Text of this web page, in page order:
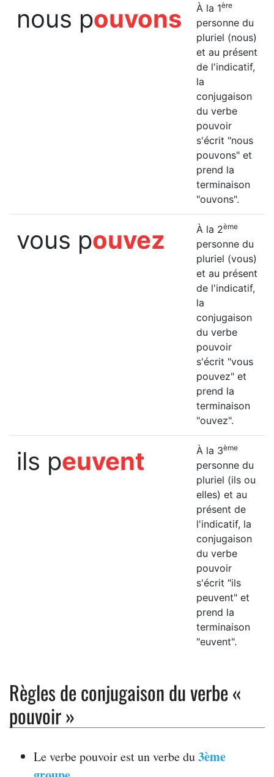
nous pouvons À la 1ère
personne du
pluriel (nous)
et au présent
de l'indicatif,
la
conjugaison
du verbe
pouvoir
s'écrit "nous
pouvons" et
prend la
terminaison
"ouvons".
vous pouvez À la 2ème
personne du
pluriel (vous)
et au présent
de l'indicatif,
la
conjugaison
du verbe
pouvoir
s'écrit "vous
pouvez" et
prend la
terminaison
"ouvez".
ils peuvent À la 3ème
personne du
pluriel (ils ou
elles) et au
présent de
l'indicatif, la
conjugaison
du verbe
pouvoir
s'écrit "ils
peuvent" et
prend la
terminaison
"euvent".
Règles de conjugaison du verbe «
pouvoir »
Le verbe pouvoir est un verbe du3ème